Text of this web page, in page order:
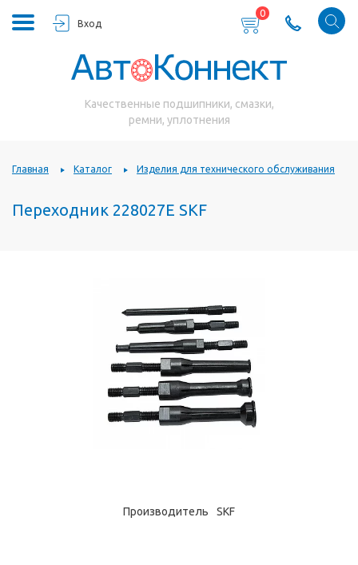
Вход
0
Качественные подшипники, смазки,
ремни, уплотнения
Главная Каталог Изделия для технического обслуживания
Переходник 228027E SKF
Производитель SKF